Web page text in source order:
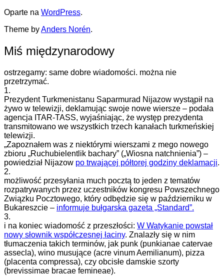
Oparte na WordPress.
Theme byAnders Norén.
Miś międzynarodowy
ostrzegamy: same dobre wiadomości. można nie
przetrzymać.
1.
Prezydent Turkmenistanu Saparmurad Nijazow wystąpił na
żywo w telewizji, deklamując swoje nowe wiersze – podała
agencja ITAR-TASS, wyjaśniając, że występ prezydenta
transmitowano we wszystkich trzech kanałach turkmeńskiej
telewizji.
„Zapoznałem was z niektórymi wierszami z mego nowego
zbioru „Ruchubielentlik bachary” („Wiosna natchnienia”) –
powiedział Nijazow po trwającej półtorej godziny deklamacji.
2.
możliwość przesyłania much pocztą to jeden z tematów
rozpatrywanych przez uczestników kongresu Powszechnego
Związku Pocztowego, który odbędzie się w październiku w
Bukareszcie – informuje bułgarska gazeta „Standard”.
3.
i na koniec wiadomość z przeszłości: W Watykanie powstał
nowy słownik współczesnej łaciny. Znalazły się w nim
tłumaczenia takich terminów, jak punk (punkianae catervae
assecla), wino musujące (acre vinum Aemilianum), pizza
(placenta compressa), czy obcisłe damskie szorty
(brevissimae bracae femineae).